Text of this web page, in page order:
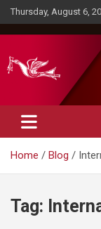
Skip
to
content
Thursday, August 6,
Home Blog
Tag: